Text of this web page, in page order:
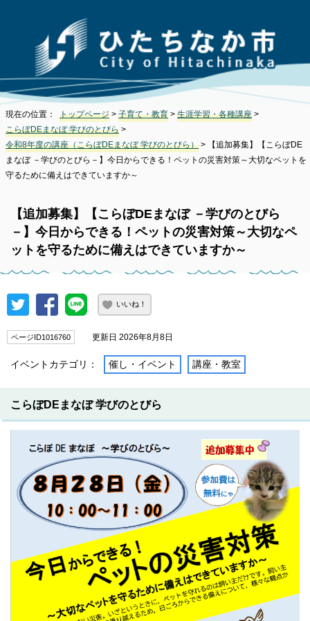
現在の位置： トップページ > 子育て・教育 > 生涯学習・各種講座 >
こらぼDEまなぼ 学びのとびら >
令和8年度の講座（こらぼDEまなぼ 学びのとびら） > 【追加募集】【こらぼDE
まなぼ －学びのとびら－】今日からできる！ペットの災害対策～大切なペットを
守るために備えはできていますか～
【追加募集】【こらぼDEまなぼ －学びのとびら
－】今日からできる！ペットの災害対策～大切なペ
ットを守るために備えはできていますか～
いいね！
ページID1016760 更新日 2026年8月8日
イベントカテゴリ： 催し・イベント 講座・教室
こらぼDEまなぼ 学びのとびら